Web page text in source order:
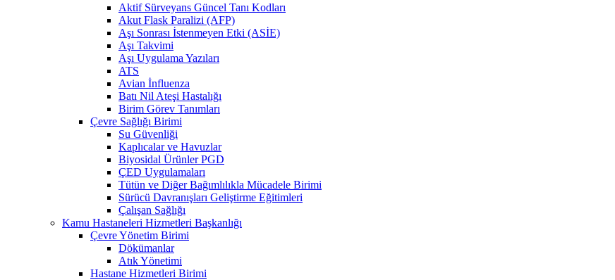
Aktif Sürveyans Güncel Tanı Kodları
Akut Flask Paralizi (AFP)
Aşı Sonrası İstenmeyen Etki (ASİE)
Aşı Takvimi
Aşı Uygulama Yazıları
ATS
Avian İnfluenza
Batı Nil Ateşi Hastalığı
Birim Görev Tanımları
Çevre Sağlığı Birimi
Su Güvenliği
Kaplıcalar ve Havuzlar
Biyosidal Ürünler PGD
ÇED Uygulamaları
Tütün ve Diğer Bağımlılıkla Mücadele Birimi
Sürücü Davranışları Geliştirme Eğitimleri
Çalışan Sağlığı
Kamu Hastaneleri Hizmetleri Başkanlığı
Çevre Yönetim Birimi
Dökümanlar
Atık Yönetimi
Hastane Hizmetleri Birimi